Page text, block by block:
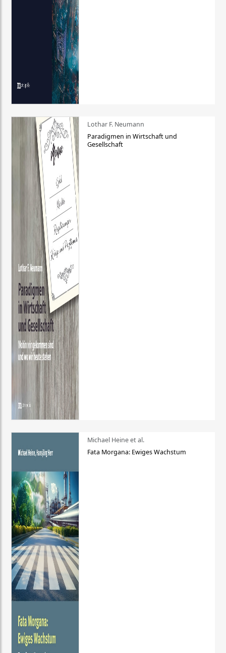
Lothar F. Neumann
Paradigmen in Wirtschaft und
Gesellschaft
Michael Heine et al.
Fata Morgana: Ewiges Wachstum